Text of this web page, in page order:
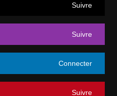
Suivre
Suivre
Connecter
Suivre